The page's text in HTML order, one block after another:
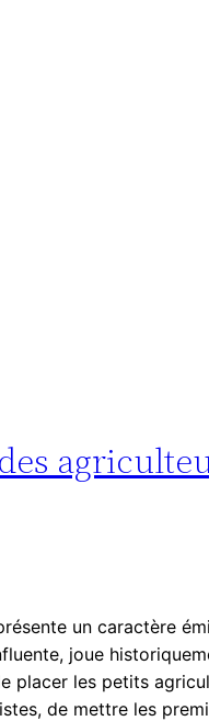
un caractère
joue
placer les petits
de mettre les